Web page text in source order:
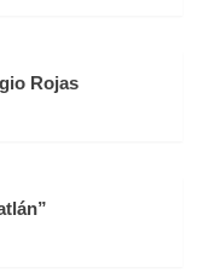
Rojas